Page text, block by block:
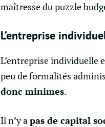
maîtresse du puzzle
L’entreprise
L’entreprise individuelle
peu de formalités
donc minimes.
Il n’y apas de capital